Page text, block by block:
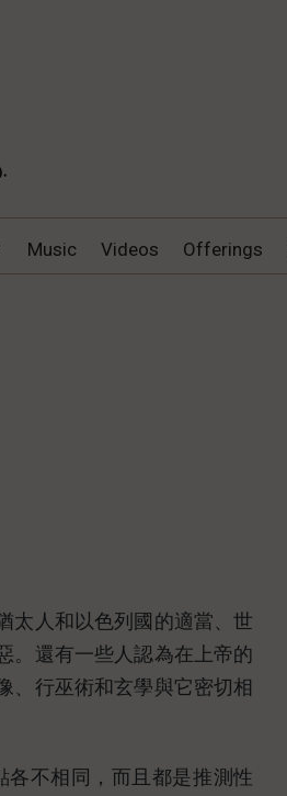
Music Videos Offerings
太人和以色列國的適當、世
。還有一些人認為在上帝的
、行巫術和玄學與它密切相
不相同，而且都是推測性